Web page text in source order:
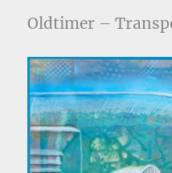
Oldtimer –